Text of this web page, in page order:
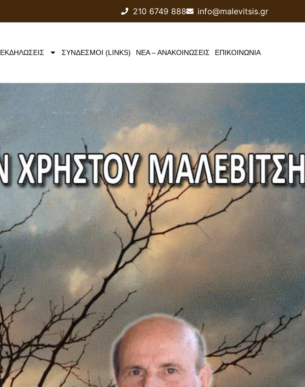
210 6749 888 info@malevitsis.gr
ΕΚΔΗΛΩΣΕΙΣ ΣΥΝΔΕΣΜΟΙ (LINKS) ΝΕΑ – ΑΝΑΚΟΙΝΩΣΕΙΣ ΕΠΙΚΟΙΝΩΝΙΑ